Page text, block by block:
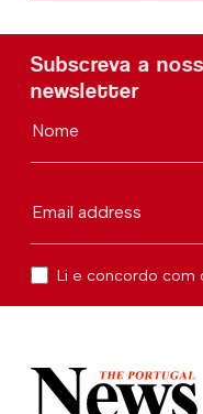
Subscreva a
newsletter
Nome
Email address
Li e concordo com